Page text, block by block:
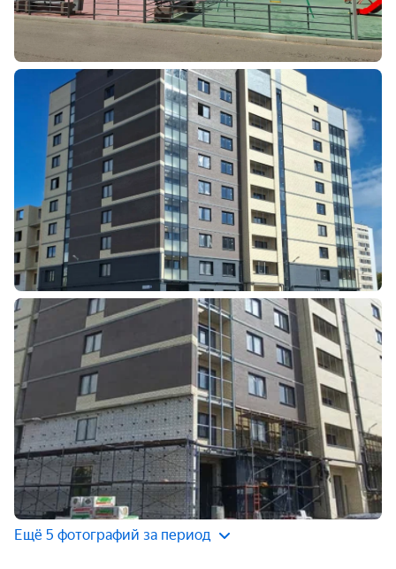
Ещё 5 фотографий за период